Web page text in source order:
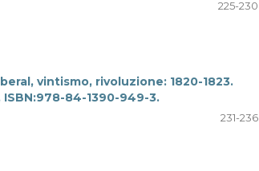
225-230
vintismo, rivoluzione: 1820-1823.
84-1390-949-3.
231-236